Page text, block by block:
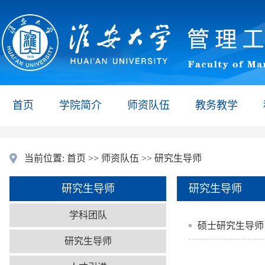
首页 学院简介 师资队伍 教务教学
当前位置: 首页 >> 师资队伍 >> 研究生导师
研究生导师
学科团队
研究生导师
研究生导师
硕士研究生导师